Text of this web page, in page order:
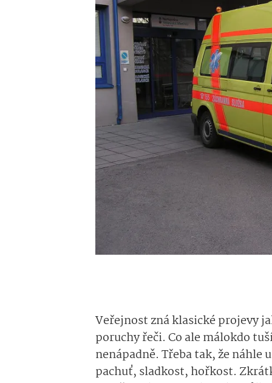
Veřejnost zná klasické projevy
poruchy řeči. Co ale málokdo
nenápadně. Třeba tak, že náhle
pachuť, sladkost, hořkost.